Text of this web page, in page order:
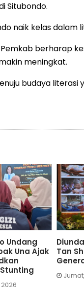
Situbondo.
naik kelas dalam
berharap
meningkat.
budaya literasi
Undang
Una Ajak
Tan